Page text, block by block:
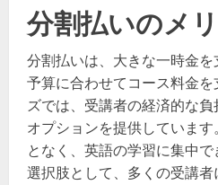
分割払いのメ
分割払いは、大きな一時金
予算に合わせてコース料金
ズでは、受講者の経済的な
オプションを提供していま
となく、英語の学習に集中
選択肢として、多くの受講者